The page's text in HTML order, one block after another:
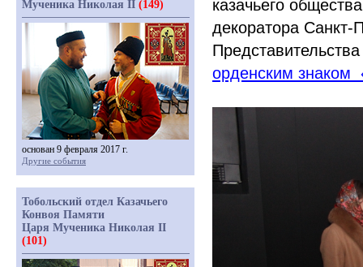
казачьего
декоратора Санкт-
орденским знаком
Мученика Николая II (149)
основан 9 февраля 2017 г.
Другие события
Тобольский отдел Казачьего
Конвоя Памяти
Царя Мученика Николая II
(101)